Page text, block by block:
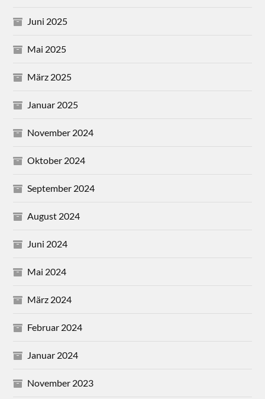
Juni 2025
Mai 2025
März 2025
Januar 2025
November 2024
Oktober 2024
September 2024
August 2024
Juni 2024
Mai 2024
März 2024
Februar 2024
Januar 2024
November 2023